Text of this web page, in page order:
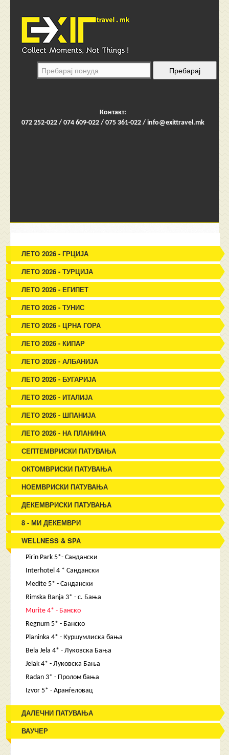
Контакт:
072 252-022 / 074 609-022 / 075 361-022 / info@exittravel.mk
ЛЕТО 2026 - ГРЦИЈА
ЛЕТО 2026 - ТУРЦИЈА
ЛЕТО 2026 - ЕГИПЕТ
ЛЕТО 2026 - ТУНИС
ЛЕТО 2026 - ЦРНА ГОРА
ЛЕТО 2026 - КИПАР
ЛЕТО 2026 - АЛБАНИЈА
ЛЕТО 2026 - БУГАРИЈА
ЛЕТО 2026 - ИТАЛИЈА
ЛЕТО 2026 - ШПАНИЈА
ЛЕТО 2026 - НА ПЛАНИНА
СЕПТЕМВРИСКИ ПАТУВАЊА
ОКТОМВРИСКИ ПАТУВАЊА
НОЕМВРИСКИ ПАТУВАЊА
ДЕКЕМВРИСКИ ПАТУВАЊА
8 - МИ ДЕКЕМВРИ
WELLNESS & SPA
Pirin Park 5*- Сандански
Interhotel 4 * Сандански
Medite 5* - Сандански
Rimska Banja 3* - с. Бања
Murite 4* - Банско
Regnum 5* - Банско
Planinka 4* - Куршумлиска бања
Bela Jela 4* - Луковска Бања
Jelak 4* - Луковска Бања
Radan 3* - Пролом бања
Izvor 5* - Аранѓеловац
ДАЛЕЧНИ ПАТУВАЊА
ВАУЧЕР